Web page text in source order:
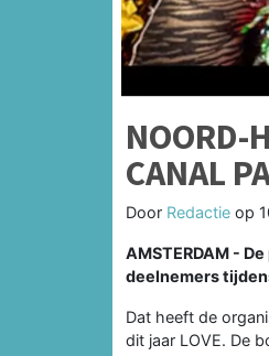
NOORD-
CANAL
Door Redactie op
AMSTERDAM -
deelnemers
Dat heeft de
dit jaar LOVE. De